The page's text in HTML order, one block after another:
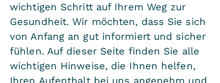
wichtigen Schritt auf Ihrem Weg zur
Gesundheit. Wir möchten, dass Sie sich
von Anfang an gut informiert und sicher
fühlen. Auf dieser Seite finden Sie alle
wichtigen Hinweise, die Ihnen helfen,
Ihren Aufenthalt bei uns angenehm und